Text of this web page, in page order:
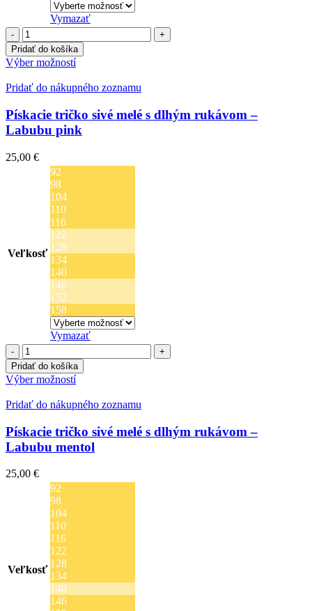
Vymazať
množstvo
Pískacie
tričko
modré
pruhy
s
dlhým
rukávom
-
mentol
Pridať do košíka
Výber možnostíTento
má
variantov.
Možnosti
si
Pridať do nákupného zoznamu
Pískacie tričko sivé melé s dlhým rukávom –
Labubu pink
25,00 €
Veľkosť
92
98
104
110
116
122
128
134
140
146
152
158
Vymazať
množstvo
Pískacie
tričko
sivé
melé
s
dlhým
rukávom
-
pink
Pridať do košíka
Výber možnostíTento
má
variantov.
Možnosti
si
Pridať do nákupného zoznamu
Pískacie tričko sivé melé s dlhým rukávom –
Labubu mentol
25,00 €
Veľkosť
92
98
104
110
116
122
128
134
140
146